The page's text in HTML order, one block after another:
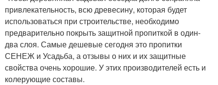
привлекательность, всю древесину, которая будет
использоваться при строительстве, необходимо
предварительно покрыть защитной пропиткой в один-
два слоя. Самые дешевые сегодня это пропитки
СЕНЕЖ и Усадьба, а отзывы о них и их защитные
свойства очень хорошие. У этих производителей есть и
колерующие составы.